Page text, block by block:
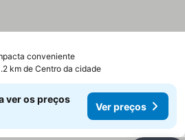
conveniente
km de Centro da cidade
ver os preços
Ver preços